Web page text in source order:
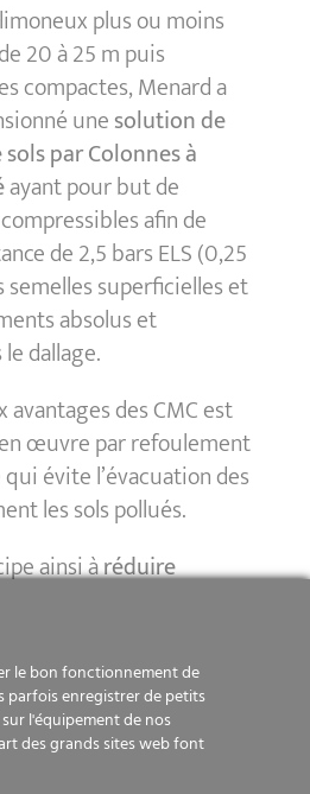
plus ou moins
20 à 25 m puis
compactes, Menard a
unesolution de
par Colonnes à
ayant pour but de
afin de
de 2,5 bars ELS (0,25
semelles superficielles et
absolus et
dallage.
des CMC est
œuvre par refoulement
évite l’évacuation des
les sols pollués.
ainsi àréduire
travaux
2 mois avec 2 ateliers
le bon fonctionnement de
parfois enregistrer de petits
l'équipement de nos
des grands sites web font